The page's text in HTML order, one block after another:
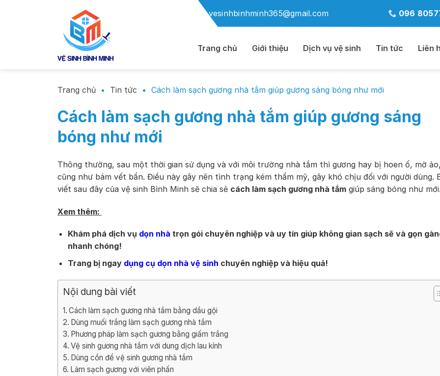
vesinhbinhminh365@gmail.com 096
Trang chủ Giới thiệu Dịch vụ vệ sinh Tin tức Liên
Trang chủ • Tin tức • Cách làm sạch gương nhà tắm giúp gương sáng bóng như mới
Cách làm sạch gương nhà tắm giúp gương sáng
bóng như mới
Thông thường, sau một thời gian sử dụng và với môi trường nhà tắm thì gương hay bị hoen ố, mờ
cũng như bám vết bẩn. Điều này gây nên tình trạng kém thẩm mỹ, gây khó chịu đối với người dùng.
viết sau đây của vệ sinh Bình Minh sẽ chia sẻ cách làm sạch gương nhà tắm giúp sáng bóng như
Xem thêm:
Khám phá dịch vụ dọn nhà trọn gói chuyên nghiệp và uy tín giúp không gian sạch sẽ và gọn
nhanh chóng!
Trang bị ngay dụng cụ dọn nhà vệ sinh chuyên nghiệp và hiệu quả!
Nội dung bài viết
Cách làm sạch gương nhà tắm bằng dầu gội
Dùng muối trắng làm sạch gương nhà tắm
Phương pháp làm sạch gương bằng giấm trắng
Vệ sinh gương nhà tắm với dung dịch lau kính
Dùng cồn để vệ sinh gương nhà tắm
Làm sạch gương với viên phấn